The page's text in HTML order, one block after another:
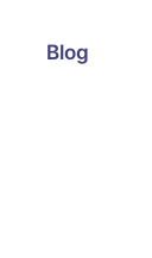
Blog